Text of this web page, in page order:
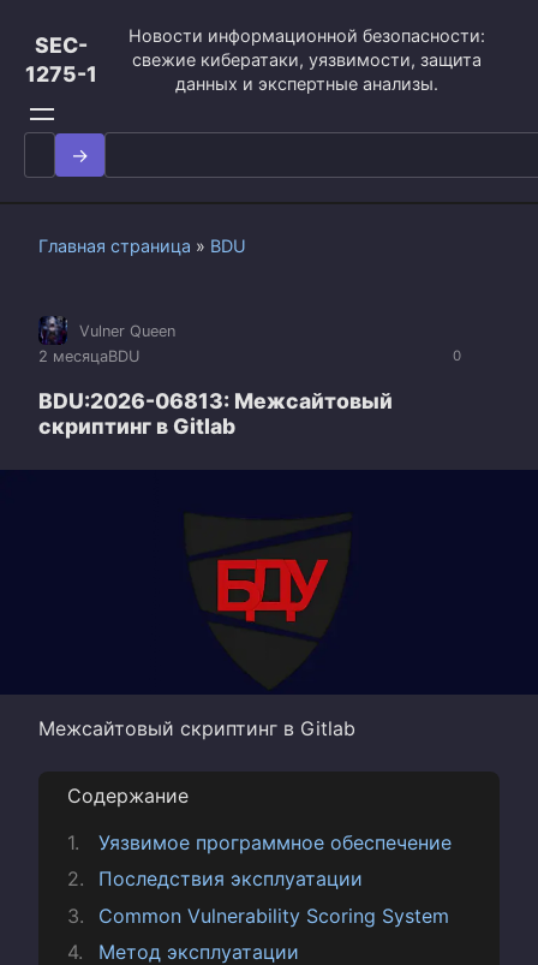
контенту
SEC-
1275-1
Новости информационной безопасности:
свежие кибератаки, уязвимости, защита
данных и экспертные анализы.
Search
for:
Главная страница » BDU
0
Vulner Queen
2 месяцаBDU
BDU:2026-06813: Межсайтовый
скриптинг в Gitlab
Межсайтовый скриптинг в Gitlab
Содержание
Уязвимое программное обеспечение
Последствия эксплуатации
Common Vulnerability Scoring System
Метод эксплуатации